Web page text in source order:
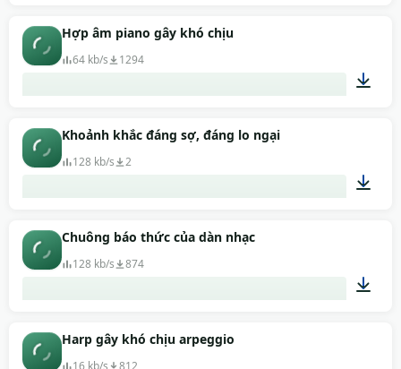
Hợp âm piano gây khó chịu
64 kb/s 1294
Khoảnh khắc đáng sợ, đáng lo ngại
128 kb/s 2
Chuông báo thức của dàn nhạc
128 kb/s 874
Harp gây khó chịu arpeggio
16 kb/s 812